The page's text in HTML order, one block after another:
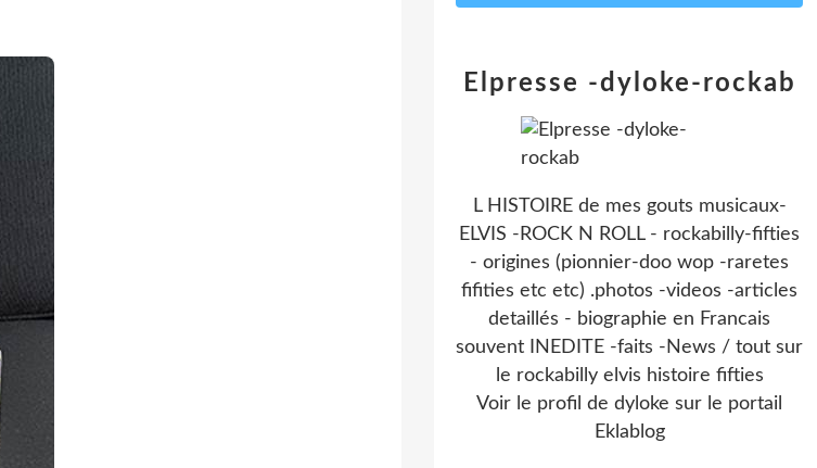
Elpresse -dyloke-rockab
L HISTOIRE de mes gouts musicaux-
ELVIS -ROCK N ROLL - rockabilly-fifties
- origines (pionnier-doo wop -raretes
fifities etc etc) .photos -videos -articles
detaillés - biographie en Francais
souvent INEDITE -faits -News / tout sur
le rockabilly elvis histoire fifties
Voir le profil de dyloke sur le portail
Eklablog